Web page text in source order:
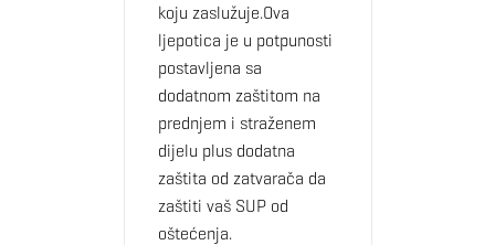
koju zaslužuje.Ova
ljepotica je u potpunosti
postavljena sa
dodatnom zaštitom na
prednjem i straženem
dijelu plus dodatna
zaštita od zatvarača da
zaštiti vaš SUP od
oštećenja.